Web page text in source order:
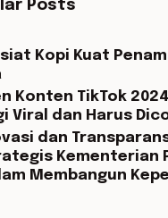
Posts
Kopi Kuat
Konten TikTok
Viral dan Harus
dan
Kementerian
Membangun